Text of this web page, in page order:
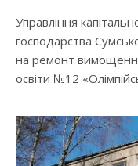
Управління
господарства
на ремонт
освіти №12